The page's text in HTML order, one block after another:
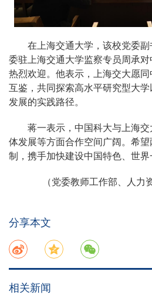
在上海交通大学，该校党委
委驻上海交通大学监察专员周承
热烈欢迎。他表示，上海交大愿
互鉴，共同探索高水平研究型大
发展的实践路径。
蒋一表示，中国科大与上海
体发展等方面合作空间广阔。希
制，携手加快建设中国特色、世界
（党委教师工作部、人力
分享本文
相关新闻